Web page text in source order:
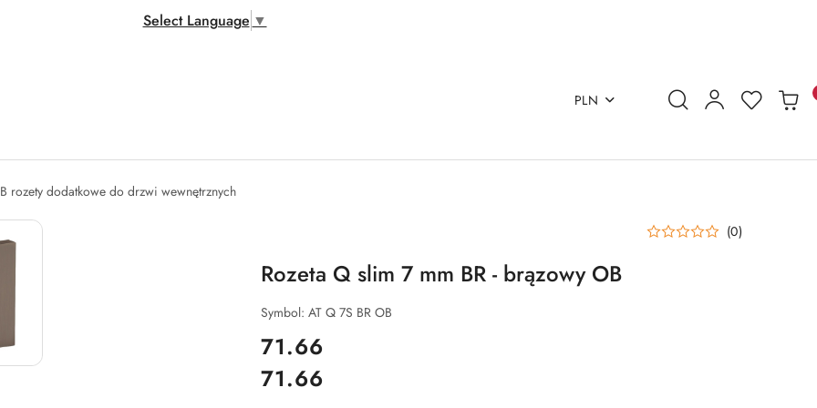
Select Language ▼
PLN
rozety dodatkowe do drzwi wewnętrznych
(0)
Rozeta Q slim 7 mm BR - brązowy OB
Symbol: AT Q 7S BR OB
cena:
71.66
Cena:
71.66